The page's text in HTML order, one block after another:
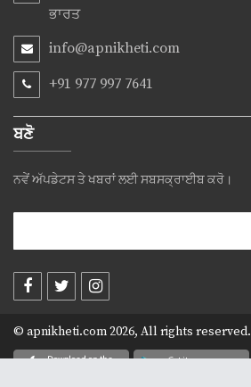
ਭਾਰਤ
info@apnikheti.com
+91 977 997 7641
ਬਣੋ
ਨਵੇਂ ਅੱਪਡੇਟਸ ਤੇ ਖਬਰਾਂ ਲਈ ਸਬਸਕ੍ਰਾਈਬ ਕਰੋ।
© apnikheti.com 2026, All rights reserved.